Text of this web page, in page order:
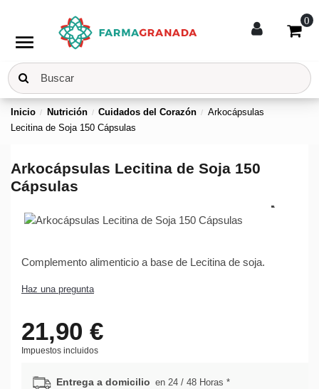
menu
0
Inicio Nutrición Cuidados del Corazón
Arkocápsulas
Lecitina de Soja 150 Cápsulas
Arkocápsulas Lecitina de Soja 150
Cápsulas
Complemento alimenticio a base de Lecitina de soja.
Haz una pregunta
21,90 €
Impuestos incluidos
Entrega a domicilio en 24 / 48 Horas *